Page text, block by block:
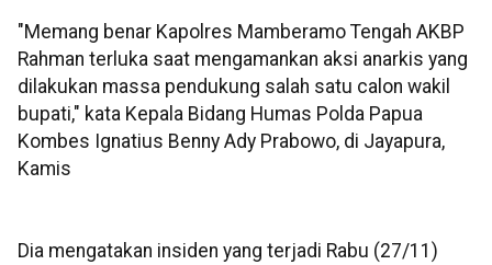
"Memang benar Kapolres Mamberamo Tengah AKBP
Rahman terluka saat mengamankan aksi anarkis yang
dilakukan massa pendukung salah satu calon wakil
bupati," kata Kepala Bidang Humas Polda Papua
Kombes Ignatius Benny Ady Prabowo, di Jayapura,
Kamis
Dia mengatakan insiden yang terjadi Rabu (27/11)